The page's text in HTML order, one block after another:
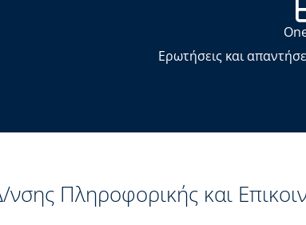
Ερωτήσεις και
νσης Πληροφορικής και